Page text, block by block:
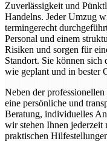
Zuverlässigkeit und
Handelns. Jeder Umzug
termingerecht
Personal und einem
Risiken und sorgen für
Standort. Sie können sich
wie geplant und in bester
Neben der
eine persönliche und
Beratung, individuelles
wir stehen Ihnen jederzeit
praktischen